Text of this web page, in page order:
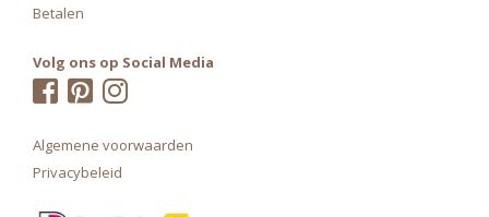
Betalen
Volg ons op Social Media
Algemene voorwaarden
Privacybeleid